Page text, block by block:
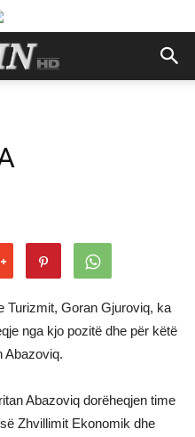
Turizmit, Goran Gjuroviq, ka
nga kjo pozitë dhe për këtë
Abazoviq.
Abazoviq dorëheqjen time
Zhvillimit Ekonomik dhe